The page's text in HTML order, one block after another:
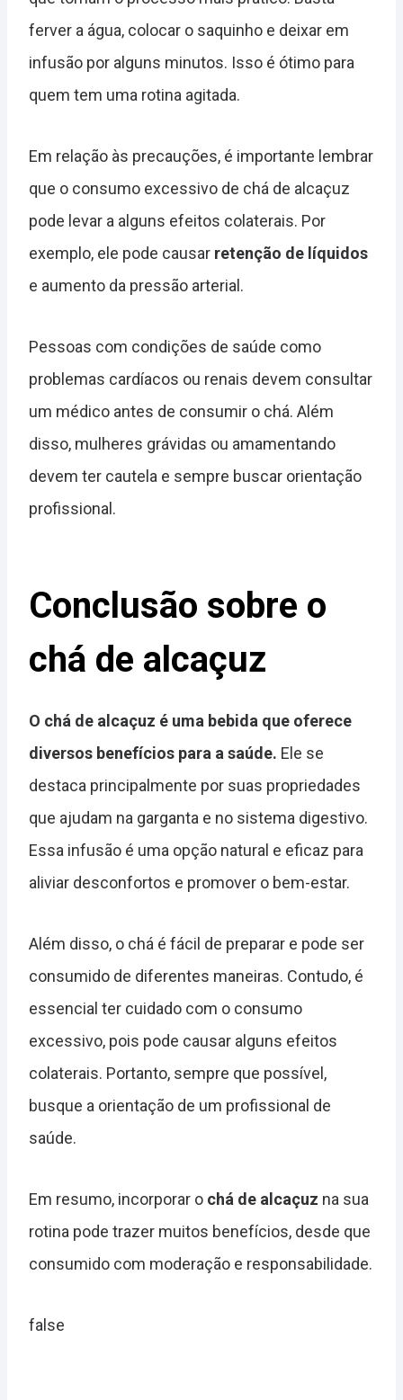
ferver a água, colocar o saquinho e deixar em
infusão por alguns minutos. Isso é ótimo para
quem tem uma rotina agitada.
Em relação às precauções, é importante lembrar
que o consumo excessivo de chá de alcaçuz
pode levar a alguns efeitos colaterais. Por
exemplo, ele pode causar retenção de líquidos
e aumento da pressão arterial.
Pessoas com condições de saúde como
problemas cardíacos ou renais devem consultar
um médico antes de consumir o chá. Além
disso, mulheres grávidas ou amamentando
devem ter cautela e sempre buscar orientação
profissional.
Conclusão sobre o
chá de alcaçuz
O chá de alcaçuz é uma bebida que oferece
diversos benefícios para a saúde. Ele se
destaca principalmente por suas propriedades
que ajudam na garganta e no sistema digestivo.
Essa infusão é uma opção natural e eficaz para
aliviar desconfortos e promover o bem-estar.
Além disso, o chá é fácil de preparar e pode ser
consumido de diferentes maneiras. Contudo, é
essencial ter cuidado com o consumo
excessivo, pois pode causar alguns efeitos
colaterais. Portanto, sempre que possível,
busque a orientação de um profissional de
saúde.
Em resumo, incorporar o chá de alcaçuz na sua
rotina pode trazer muitos benefícios, desde que
consumido com moderação e responsabilidade.
false